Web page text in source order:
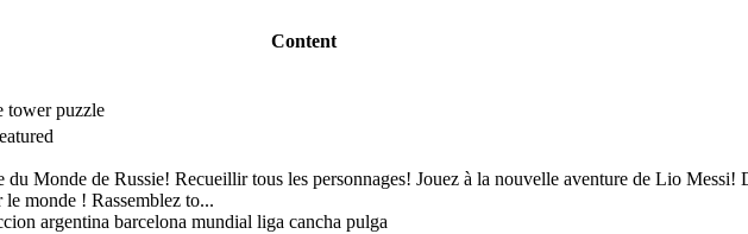
Content
tower puzzle
du Monde de Russie! Recueillir tous les personnages! Jouez à la nouvelle aventure de Lio Messi!
le monde ! Rassemblez to...
argentina barcelona mundial liga cancha pulga